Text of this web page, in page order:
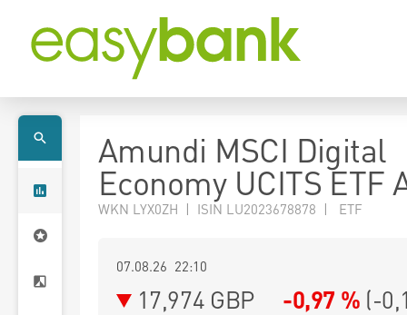
Amundi MSCI Digital
Economy UCITS ETF
WKN LYX0ZH | ISIN LU2023678878 | ETF
07.08.26 22:10
17,974 GBP -0,97 % (-